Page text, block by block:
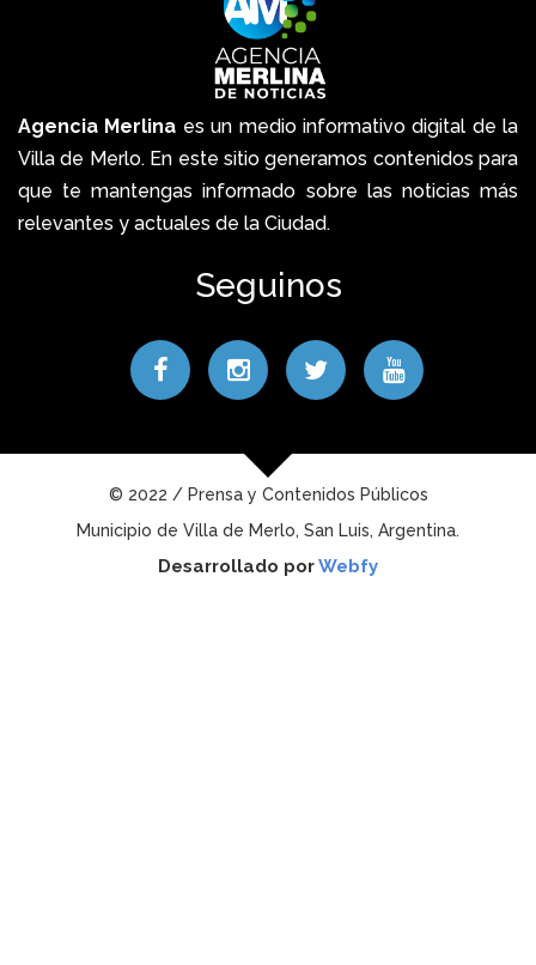
Agencia Merlina es un medio informativo digital de la
Villa de Merlo. En este sitio generamos contenidos para
que te mantengas informado sobre las noticias más
relevantes y actuales de la Ciudad.
Seguinos
© 2022 / Prensa y Contenidos Públicos
Municipio de Villa de Merlo, San Luis, Argentina.
Desarrollado porWebfy